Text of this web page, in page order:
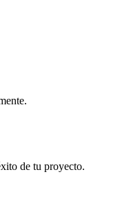
de tu proyecto.